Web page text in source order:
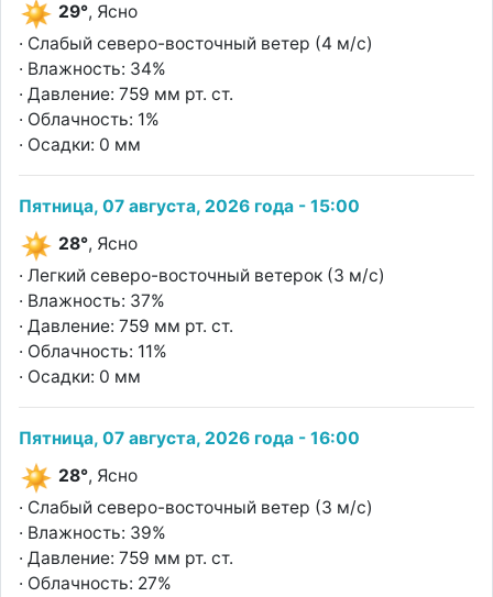
29°, Ясно
· Слабый северо-восточный ветер (4 м/с)
· Влажность: 34%
· Давление: 759 мм рт. ст.
· Облачность: 1%
· Осадки: 0 мм
Пятница, 07 августа, 2026 года - 15:00
28°, Ясно
· Легкий северо-восточный ветерок (3 м/с)
· Влажность: 37%
· Давление: 759 мм рт. ст.
· Облачность: 11%
· Осадки: 0 мм
Пятница, 07 августа, 2026 года - 16:00
28°, Ясно
· Слабый северо-восточный ветер (3 м/с)
· Влажность: 39%
· Давление: 759 мм рт. ст.
· Облачность: 27%